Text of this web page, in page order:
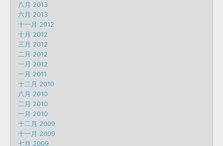
八月 2013
六月 2013
十一月 2012
十月 2012
三月 2012
二月 2012
一月 2012
一月 2011
十二月 2010
八月 2010
二月 2010
一月 2010
十二月 2009
十一月 2009
七月 2009